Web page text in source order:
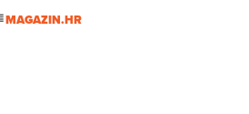
MAGAZIN.HR